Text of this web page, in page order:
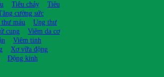
Tiêu chảy
Tiêu
cường sức
máu
Ung thư
cung
Viêm da cơ
Viêm tinh
Xơ vữa động
Động kinh